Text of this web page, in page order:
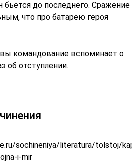
до последнего. Сражение
что про батарею героя
командование вспоминает о
об отступлении.
sochineniya/literatura/tolstoj/
i-mir